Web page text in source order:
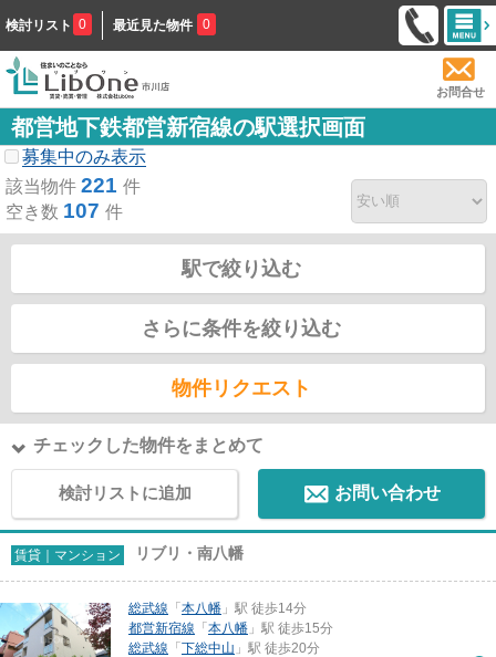
検討リスト 0 最近見た物件 0
お問合せ
都営地下鉄都営新宿線の駅選択画面
募集中のみ表示
該当物件 221 件
空き数 107 件
駅で絞り込む
さらに条件を絞り込む
物件リクエスト
チェックした物件をまとめて
検討リストに追加 お問い合わせ
賃貸｜マンション リブリ・南八幡
総武線 「 本八幡 」駅 徒歩14分
都営新宿線 「 本八幡 」駅 徒歩15分
総武線 「 下総中山 」駅 徒歩20分